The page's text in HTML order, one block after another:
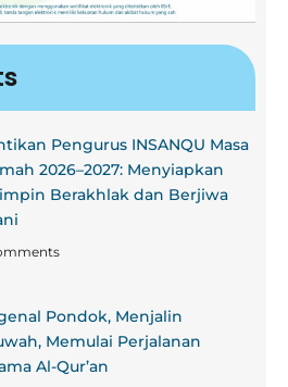
Pengurus INSANQU Masa
2026–2027: Menyiapkan
Berakhlak dan Berjiwa
Pondok, Menjalin
Memulai Perjalanan
Al-Qur’an